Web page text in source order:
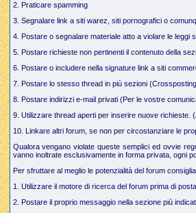
2. Praticare spamming
3. Segnalare link a siti warez, siti pornografici o
4. Postare o segnalare materiale atto a violare le leggi
5. Postare richieste non pertinenti il contenuto della
6. Postare o includere nella signature link a siti
7. Postare lo stesso thread in più sezioni
8. Postare indirizzi e-mail privati (Per le vostre
9. Utilizzare thread aperti per inserire nuove richieste.
10. Linkare altri forum, se non per circostanziare le
Qualora vengano violate queste semplici ed ovvie
vanno inoltrate esclusivamente in forma privata, ogni
Per sfruttare al meglio le potenzialità del forum
1. Utilizzare il motore di ricerca del forum prima di
2. Postare il proprio messaggio nella sezione più